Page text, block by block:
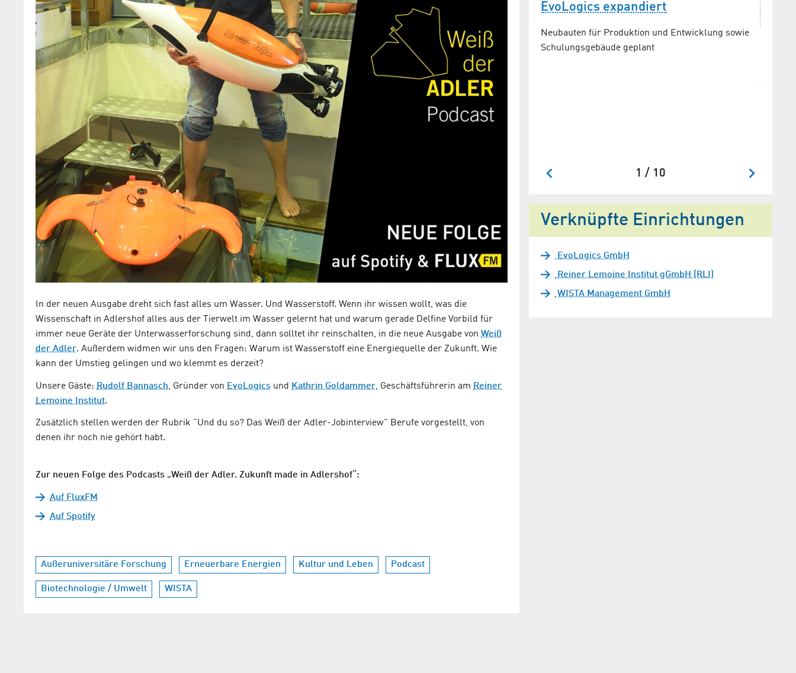
In der neuen Ausgabe dreht sich fast alles um Wasser. Und Wasserstoff. Wenn ihr wissen wollt, was die
Wissenschaft in Adlershof alles aus der Tierwelt im Wasser gelernt hat und warum gerade Delfine Vorbild für
immer neue Geräte der Unterwasserforschung sind, dann solltet ihr reinschalten, in die neue Ausgabe von Weiß
der Adler. Außerdem widmen wir uns den Fragen: Warum ist Wasserstoff eine Energiequelle der Zukunft. Wie
kann der Umstieg gelingen und wo klemmt es derzeit?
Unsere Gäste: Rudolf Bannasch, Gründer von EvoLogics und Kathrin Goldammer, Geschäftsführerin am Reiner
Lemoine Institut.
Zusätzlich stellen werden der Rubrik "Und du so? Das Weiß der Adler-Jobinterview" Berufe vorgestellt, von
denen ihr noch nie gehört habt.
Zur neuen Folge des Podcasts „Weiß der Adler. Zukunft made in Adlershof“:
Auf FluxFM
Auf Spotify
Außeruniversitäre Forschung Erneuerbare Energien Kultur und Leben Podcast
Biotechnologie / Umwelt WISTA
Mit Delphinsounds zum
Unterwasser-Internet
EvoLogics setzt bei seinen autonomen
Tauchrobotern auf tierische Vorbilder
RLI-Studie zeigt Vorteile dezentraler
Elektrolyseure für die
Wasserstofferzeugung in
Deutschland
Bis zu 13,7 Terawattstunden grüner Wasserstoff pro
Jahr könnten damit aus lokalen Überschüssen von
Wind- und Solarenergie produziert werden
EvoLogics expandiert
Neubauten für Produktion und Entwicklung sowie
Schulungsgebäude geplant
1 / 10
Verknüpfte Einrichtungen
EvoLogics GmbH
Reiner Lemoine Institut gGmbH (RLI)
WISTA Management GmbH